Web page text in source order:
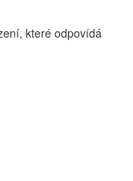
které odpovídá